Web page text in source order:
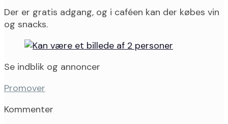
Der er gratis adgang, og i caféen kan der købes vin
og snacks.
Se indblik og annoncer
Promover
Kommenter